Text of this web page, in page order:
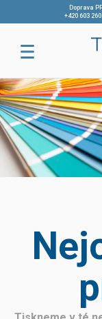
Doprava
+420 603